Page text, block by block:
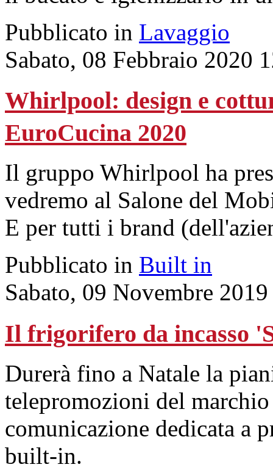
Pubblicato in Lavaggio
Sabato, 08 Febbraio 2020
Whirlpool: design e
EuroCucina 2020
Il gruppo Whirlpool ha
vedremo al Salone del
E per tutti i brand
Pubblicato in Built in
Sabato, 09 Novembre
Il frigorifero da incasso
Durerà fino a Natale la
telepromozioni del
comunicazione dedicata a
built-in.